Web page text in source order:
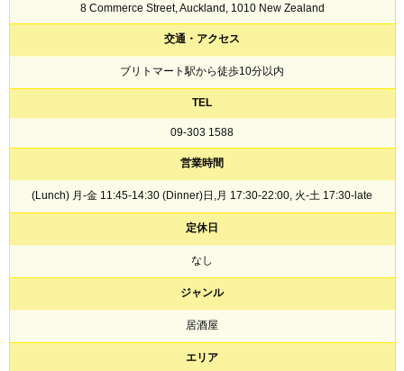
8 Commerce Street, Auckland, 1010 New Zealand
交通・アクセス
ブリトマート駅から徒歩10分以内
TEL
09-303 1588
営業時間
(Lunch) 月-金 11:45-14:30 (Dinner)日,月 17:30-22:00, 火-土 17:30-late
定休日
なし
ジャンル
居酒屋
エリア